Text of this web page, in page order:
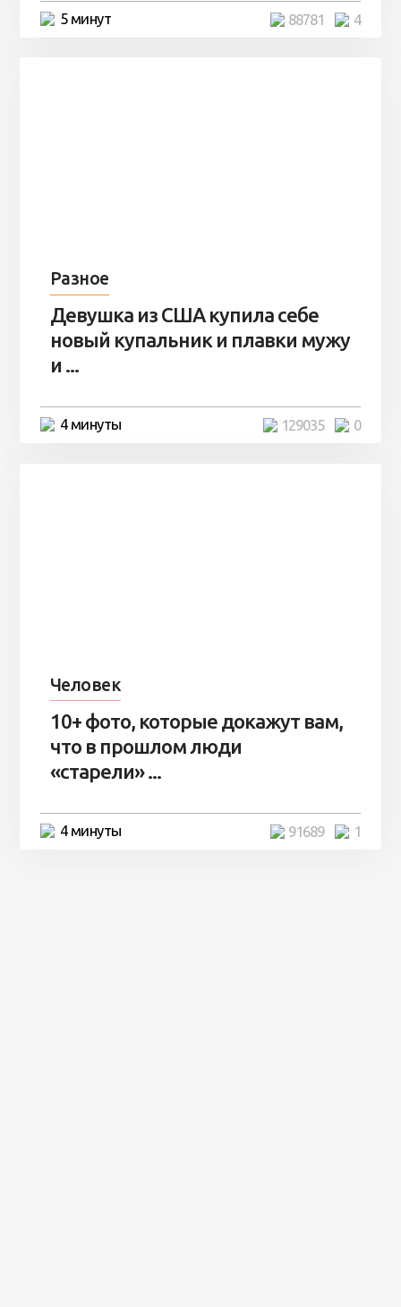
5 минут 4
88781
Разное
Девушка из США купила себе
новый купальник и плавки мужу
и ...
4 минуты 0
129035
Человек
10+ фото, которые докажут вам,
что в прошлом люди
«старели» ...
4 минуты 1
91689